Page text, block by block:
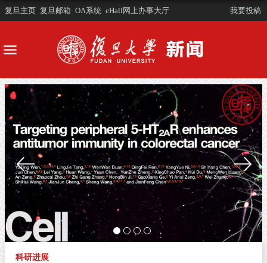
复旦主页 复旦邮箱 OA系统 eHall网上办事大厅 我要投稿
科研进展